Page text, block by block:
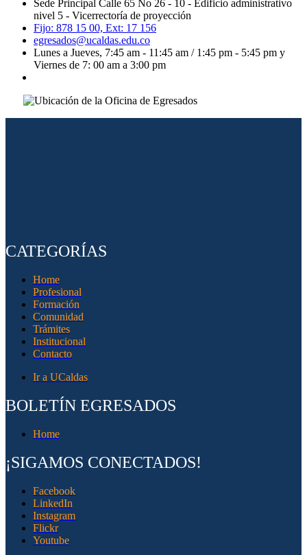
Sede Principal Calle 65 No 26 - 10 - Edificio administrativo
nivel 5 - Vicerrectoría de proyección
Fijo: 878 15 00, Ext: 17 156
egresados@ucaldas.edu.co
Lunes a Jueves, 7:45 am - 11:45 am / 1:45 pm - 5:45 pm y
Viernes de 7: 00 am a 3:00 pm
CATEGORÍAS
Home
Profesional
Formación
Comunidad
Trámites
Institucional
Contacto
Ir a UCaldas
BOLETÍN EGRESADOS
Home
¡SIGAMOS CONECTADOS!
Facebook
LinkedIn
Instagram
Flickr
Youtube